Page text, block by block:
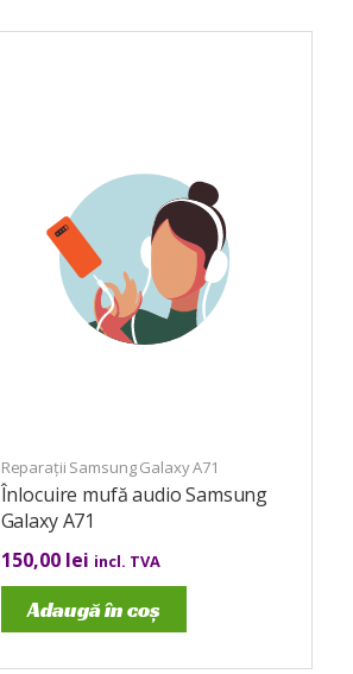
Reparații Samsung Galaxy A71
Înlocuire mufă audio Samsung
Galaxy A71
150,00 lei incl. TVA
Adaugă în coș